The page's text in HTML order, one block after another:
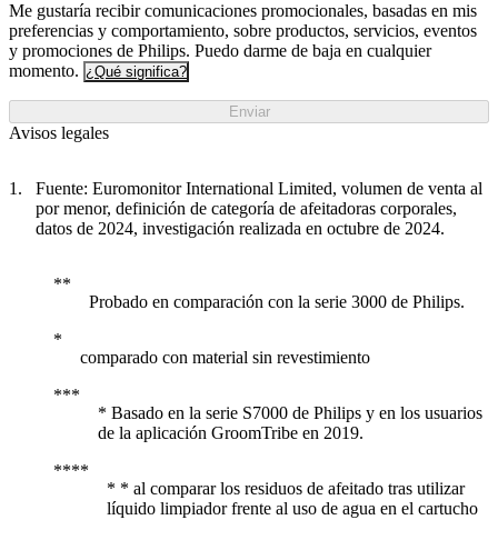
Me gustaría recibir comunicaciones promocionales, basadas en mis
preferencias y comportamiento, sobre productos, servicios, eventos
y promociones de Philips. Puedo darme de baja en cualquier
momento. ¿Qué significa?
Enviar
Avisos legales
Fuente: Euromonitor International Limited, volumen de venta al
por menor, definición de categoría de afeitadoras corporales,
datos de 2024, investigación realizada en octubre de 2024.
Probado en comparación con la serie 3000 de Philips.
comparado con material sin revestimiento
* Basado en la serie S7000 de Philips y en los usuarios
de la aplicación GroomTribe en 2019.
* * al comparar los residuos de afeitado tras utilizar
líquido limpiador frente al uso de agua en el cartucho